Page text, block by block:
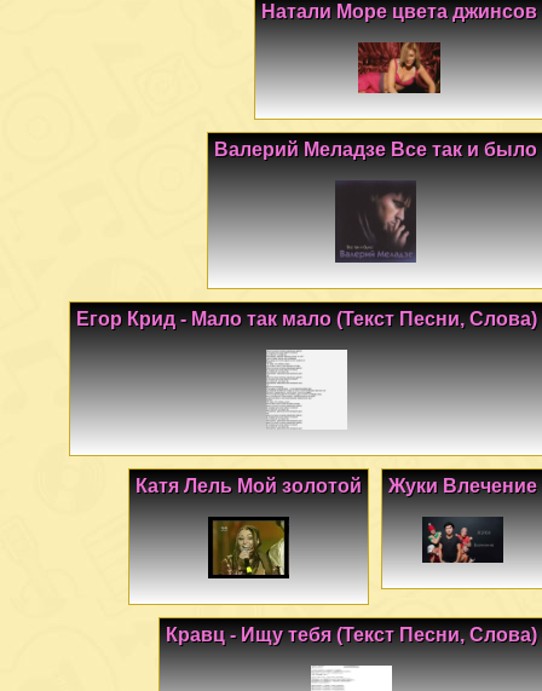
Натали Море цвета джинсов
Валерий Меладзе Все так и было
Егор Крид - Мало так мало (Текст Песни, Слова)
Жуки Влечение
Катя Лель Мой золотой
Кравц - Ищу тебя (Текст Песни, Слова)